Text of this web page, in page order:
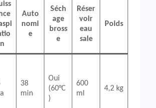
n
Auto
nomi
e
Séch
age
bross
e
Réser
voir
eau
sale
Poids
38
min
Oui
(60°C
)
600
ml
4,2 kg